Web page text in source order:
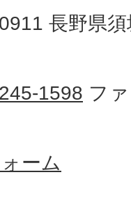
長野県
1598 フ
ーム